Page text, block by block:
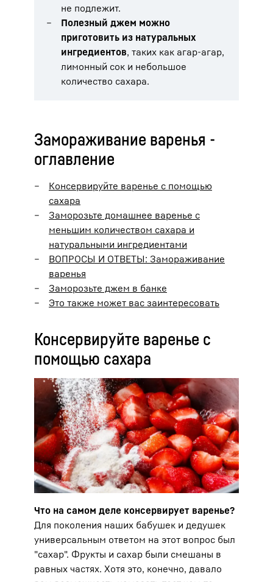
не подлежит.
Полезный джем можно
приготовить из натуральных
ингредиентов, таких как агар-агар,
лимонный сок и небольшое
количество сахара.
Замораживание варенья -
оглавление
Консервируйте варенье с помощью
сахара
Заморозьте домашнее варенье с
меньшим количеством сахара и
натуральными ингредиентами
ВОПРОСЫ И ОТВЕТЫ: Замораживание
варенья
Заморозьте джем в банке
Это также может вас заинтересовать
Консервируйте варенье с
помощью сахара
Что на самом деле консервирует варенье?
Для поколения наших бабушек и дедушек
универсальным ответом на этот вопрос был
"сахар". Фрукты и сахар были смешаны в
равных частях. Хотя это, конечно, давало